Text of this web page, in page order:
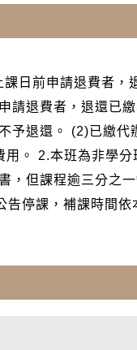
日前申請退費者，
請退費者，退還已
予退還。 (2)已繳
。 2.本班為非學
，但課程逾三分之
停課，補課時間依